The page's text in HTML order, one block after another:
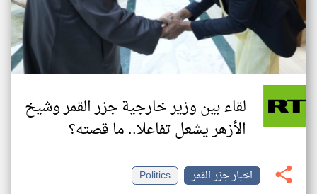
لقاء بين وزير خارجية جزر القمر وشيخ
الأزهر يشعل تفاعلا.. ما قصته؟
اخبار جزر القمر
Politics